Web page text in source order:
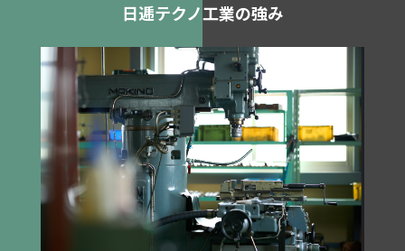
日逓テクノ工業の強み